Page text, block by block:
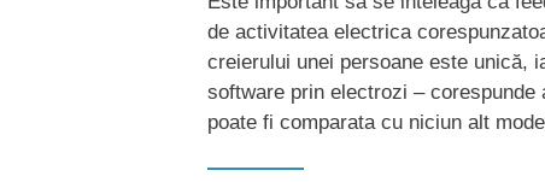
de activitatea electrica
creierului unei persoane este unică,
software prin electrozi –
poate fi comparata cu niciun alt